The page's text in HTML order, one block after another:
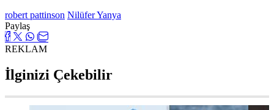
robert pattinson Nilüfer Yanya
Paylaş
REKLAM
İlginizi Çekebilir